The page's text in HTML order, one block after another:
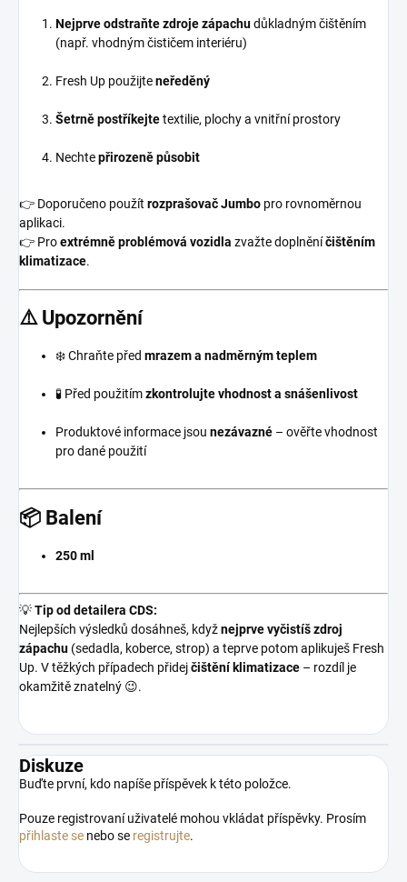
Nejprve odstraňte zdroje zápachudůkladným čištěním
(např. vhodným čističem interiéru)
Fresh Up použijteneředěný
Šetrně postříkejtetextilie, plochy a vnitřní prostory
Nechtepřirozeně působit
👉 Doporučeno použít rozprašovač Jumbo pro rovnoměrnou
aplikaci.
👉 Proextrémně problémová vozidla zvažte doplněníčištěním
klimatizace.
⚠️ Upozornění
❄️ Chraňte před mrazem a nadměrným teplem
🧪 Před použitímzkontrolujte vhodnost a snášenlivost
Produktové informace jsou nezávazné – ověřte vhodnost
pro dané použití
📦 Balení
250 ml
💡Tip od detailera CDS:
Nejlepších výsledků dosáhneš, kdyžnejprve vyčistíš zdroj
zápachu (sedadla, koberce, strop) a teprve potom aplikuješ Fresh
Up. V těžkých případech přidejčištění klimatizace – rozdíl je
okamžitě znatelný 😉.
Diskuze
Buďte první, kdo napíše příspěvek k této položce.
Pouze registrovaní uživatelé mohou vkládat příspěvky. Prosím
přihlaste se nebo se registrujte.